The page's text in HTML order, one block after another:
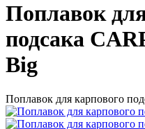
Поплавок
подсака
Big
Поплавок для карпового